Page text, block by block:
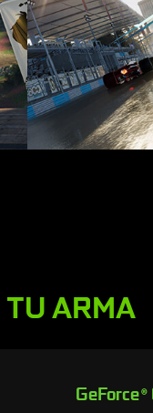
TU ARMA
GeForce ®